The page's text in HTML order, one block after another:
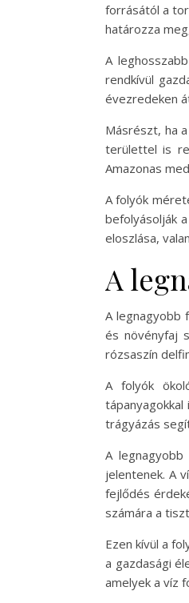
forrásától a
határozza
A
rendkívül
évezredeken
Másrészt, ha
területtel is
Amazonas
A folyók
befolyásolják
eloszlása,
A
A legnagyobb
és növényfaj
rózsaszín
A folyók
trágyázás
A
jelentenek. A
fejlődés
számára a
Ezen kívül a
a gazdasági
amelyek a víz